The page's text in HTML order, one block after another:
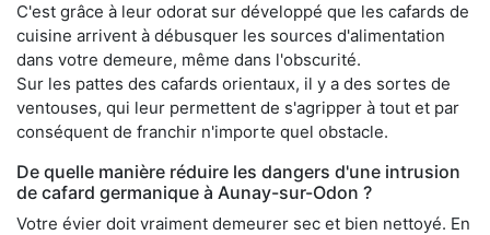
C'est grâce à leur odorat sur développé que les cafards de
cuisine arrivent à débusquer les sources d'alimentation
dans votre demeure, même dans l'obscurité.
Sur les pattes des cafards orientaux, il y a des sortes de
ventouses, qui leur permettent de s'agripper à tout et par
conséquent de franchir n'importe quel obstacle.
De quelle manière réduire les dangers d'une intrusion
de cafard germanique à Aunay-sur-Odon ?
Votre évier doit vraiment demeurer sec et bien nettoyé. En